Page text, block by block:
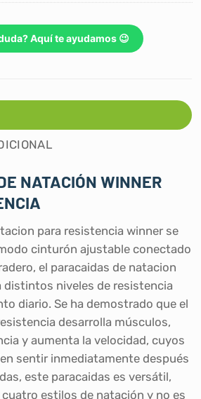
Aquí te ayudamos 😉
NATACIÓN WINNER
para resistencia winner se
cinturón ajustable conectado
el paracaidas de natacion
niveles de resistencia
diario. Se ha demostrado que el
desarrolla músculos,
y aumenta la velocidad, cuyos
sentir inmediatamente después
este paracaidas es versátil,
estilos de natación y no es